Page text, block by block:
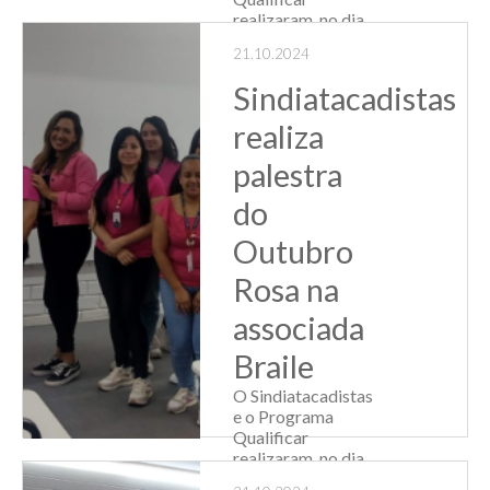
realizaram, no dia
palestra de
"Outubro Rosa",
mês de combate
ao câncer de
mama, na empresa
associada
Equipatech. A
palestra co...
Leia Mais
21.10.2024
Sindiatacadistas
realiza
palestra
do
Outubro
Rosa na
associada
Braile
O Sindiatacadistas
e o Programa
Qualificar
realizaram, no dia